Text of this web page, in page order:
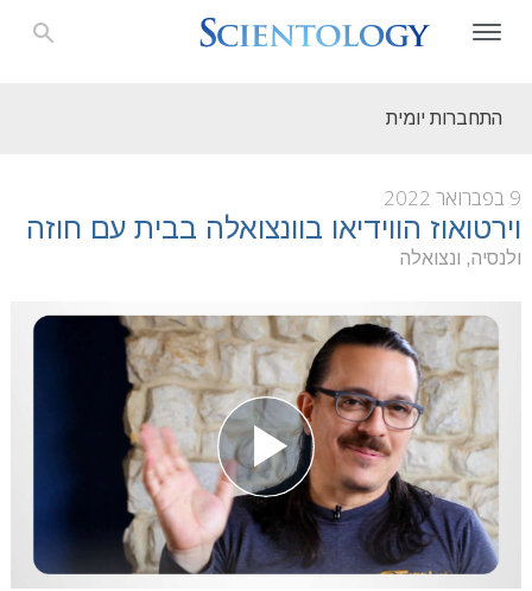
התחברות יומית
9 בפברואר 2022
וירטואוז הווידיאו בוונצואלה בבית עם חוזה
ולנסיה, ונצואלה